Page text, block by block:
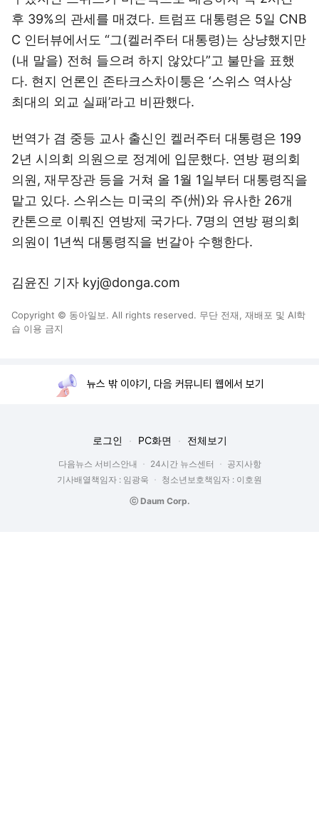
후 39%의 관세를 매겼다. 트럼프 대통령은 5일 CNB
C 인터뷰에서도 “그(켈러주터 대통령)는 상냥했지만
(내 말을) 전혀 들으려 하지 않았다”고 불만을 표했
다. 현지 언론인 존타크스차이퉁은 ‘스위스 역사상
최대의 외교 실패’라고 비판했다.
번역가 겸 중등 교사 출신인 켈러주터 대통령은 199
2년 시의회 의원으로 정계에 입문했다. 연방 평의회
의원, 재무장관 등을 거쳐 올 1월 1일부터 대통령직을
맡고 있다. 스위스는 미국의 주(州)와 유사한 26개
칸톤으로 이뤄진 연방제 국가다. 7명의 연방 평의회
의원이 1년씩 대통령직을 번갈아 수행한다.
김윤진 기자 kyj@donga.com
Copyright © 동아일보. All rights reserved. 무단 전재, 재배포 및 AI학
습 이용 금지
뉴스 밖 이야기, 다음 커뮤니티 웹에서 보기
로그인 PC화면 전체보기
다음뉴스 서비스안내 24시간 뉴스센터
공지사항
기사배열책임자 : 임광욱
청소년보호책임자 : 이호원
ⓒ Daum Corp.